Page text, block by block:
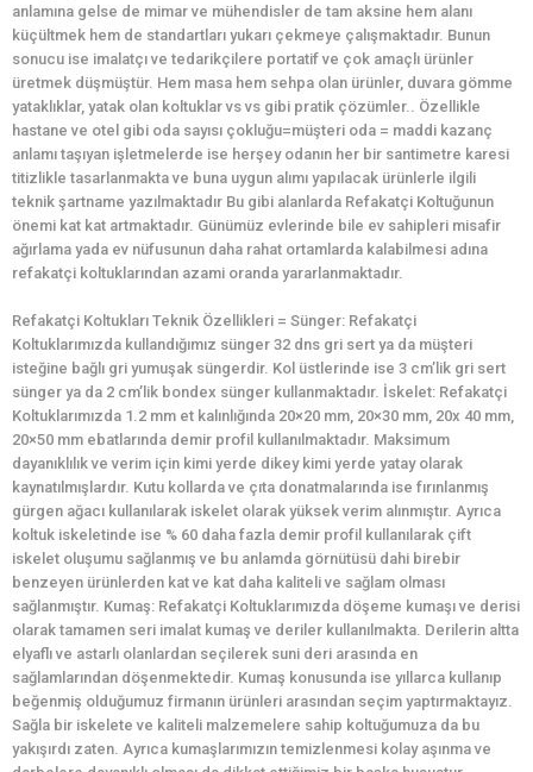
anlamına gelse de mimar ve mühendisler de tam aksine hem alanı
küçültmek hem de standartları yukarı çekmeye çalışmaktadır. Bunun
sonucu ise imalatçı ve tedarikçilere portatif ve çok amaçlı ürünler
üretmek düşmüştür. Hem masa hem sehpa olan ürünler, duvara gömme
yataklıklar, yatak olan koltuklar vs vs gibi pratik çözümler.. Özellikle
hastane ve otel gibi oda sayısı çokluğu=müşteri oda = maddi kazanç
anlamı taşıyan işletmelerde ise herşey odanın her bir santimetre karesi
titizlikle tasarlanmakta ve buna uygun alımı yapılacak ürünlerle ilgili
teknik şartname yazılmaktadır Bu gibi alanlarda Refakatçi Koltuğunun
önemi kat kat artmaktadır. Günümüz evlerinde bile ev sahipleri misafir
ağırlama yada ev nüfusunun daha rahat ortamlarda kalabilmesi adına
refakatçi koltuklarından azami oranda yararlanmaktadır.
Refakatçi Koltukları Teknik Özellikleri = Sünger: Refakatçi
Koltuklarımızda kullandığımız sünger 32 dns gri sert ya da müşteri
isteğine bağlı gri yumuşak süngerdir. Kol üstlerinde ise 3 cm’lik gri sert
sünger ya da 2 cm’lik bondex sünger kullanmaktadır. İskelet: Refakatçi
Koltuklarımızda 1.2 mm et kalınlığında 20×20 mm, 20×30 mm, 20x 40 mm,
20×50 mm ebatlarında demir profil kullanılmaktadır. Maksimum
dayanıklılık ve verim için kimi yerde dikey kimi yerde yatay olarak
kaynatılmışlardır. Kutu kollarda ve çıta donatmalarında ise fırınlanmış
gürgen ağacı kullanılarak iskelet olarak yüksek verim alınmıştır. Ayrıca
koltuk iskeletinde ise % 60 daha fazla demir profil kullanılarak çift
iskelet oluşumu sağlanmış ve bu anlamda görnütüsü dahi birebir
benzeyen ürünlerden kat ve kat daha kaliteli ve sağlam olması
sağlanmıştır. Kumaş: Refakatçi Koltuklarımızda döşeme kumaşı ve derisi
olarak tamamen seri imalat kumaş ve deriler kullanılmakta. Derilerin altta
elyaflı ve astarlı olanlardan seçilerek suni deri arasında en
sağlamlarından döşenmektedir. Kumaş konusunda ise yıllarca kullanıp
beğenmiş olduğumuz firmanın ürünleri arasından seçim yaptırmaktayız.
Sağla bir iskelete ve kaliteli malzemelere sahip koltuğumuza da bu
yakışırdı zaten. Ayrıca kumaşlarımızın temizlenmesi kolay aşınma ve